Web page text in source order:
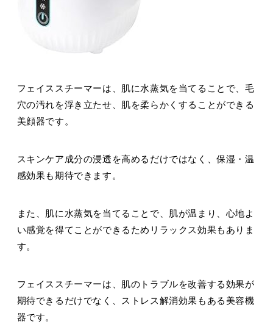
フェイススチーマーは、肌に水蒸気を当てることで、毛
穴の汚れを浮き立たせ、肌を柔らかくすることができる
美顔器です。
スキンケア成分の浸透を高めるだけではなく、保湿・温
感効果も期待できます。
また、肌に水蒸気を当てることで、肌が温まり、心地よ
い感覚を得てことができるためリラックス効果もありま
す。
フェイススチーマーは、肌のトラブルを改善する効果が
期待できるだけでなく、ストレス解消効果もある美容機
器です。